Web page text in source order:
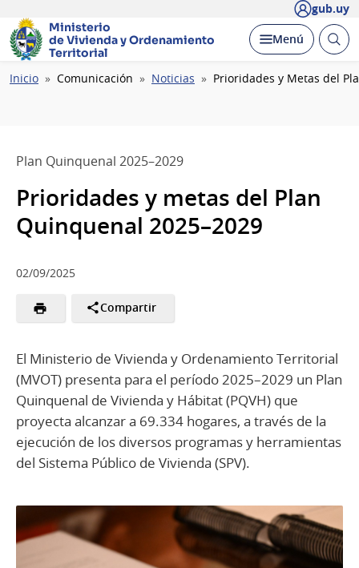
gub.uy
Ministerio
de Vivienda yOrdenamiento
Territorial
Desplegar
Menú Abrir
Ruta
Inicio Comunicación Noticias Prioridades y Metas del
Plan Quinquenal 2025–2029
Prioridades y metas del Plan
Quinquenal 2025–2029
02/09/2025
Compartir
El Ministerio de Vivienda y Ordenamiento Territorial
(MVOT) presenta para el período 2025–2029 un Plan
Quinquenal de Vivienda y Hábitat (PQVH) que
proyecta alcanzar a 69.334 hogares, a través de la
ejecución de los diversos programas y herramientas
del Sistema Público de Vivienda (SPV).